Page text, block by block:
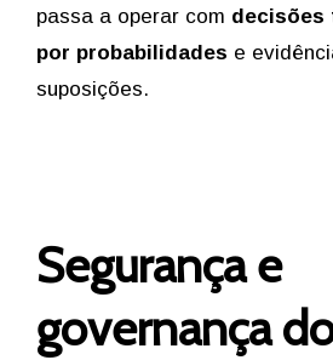
passa a operar com decisões
por probabilidades e
suposições.
Segurança e
governança